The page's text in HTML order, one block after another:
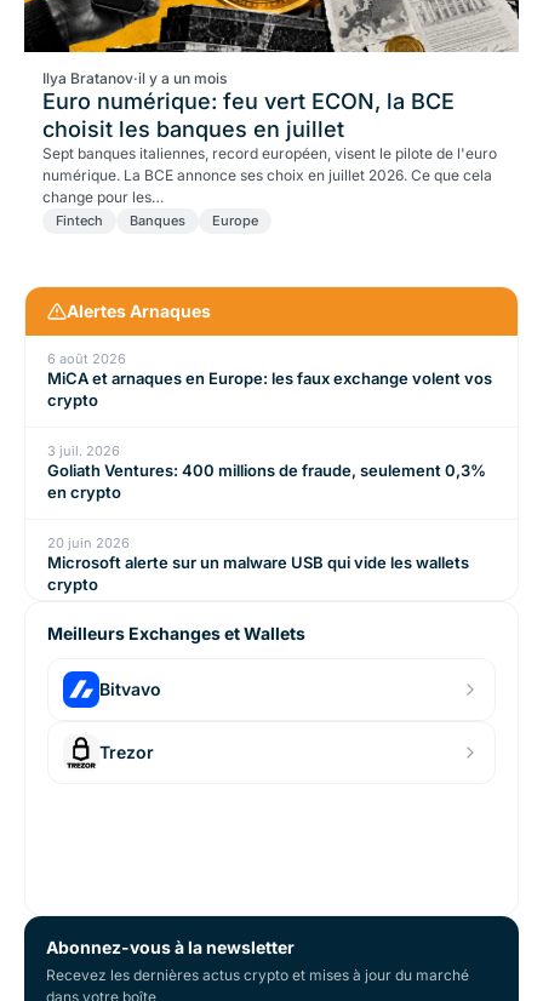
Ilya Bratanov·il y a un mois
Euro numérique: feu vert ECON, la BCE
choisit les banques en juillet
Sept banques italiennes, record européen, visent le pilote de l'euro
numérique. La BCE annonce ses choix en juillet 2026. Ce que cela
change pour les…
Fintech Banques Europe
Alertes Arnaques
6 août 2026
MiCA et arnaques en Europe: les faux exchange volent vos
crypto
3 juil. 2026
Goliath Ventures: 400 millions de fraude, seulement 0,3%
en crypto
20 juin 2026
Microsoft alerte sur un malware USB qui vide les wallets
crypto
Meilleurs Exchanges et Wallets
Bitvavo
Trezor
Abonnez-vous à la newsletter
Recevez les dernières actus crypto et mises à jour du marché
dans votre boîte